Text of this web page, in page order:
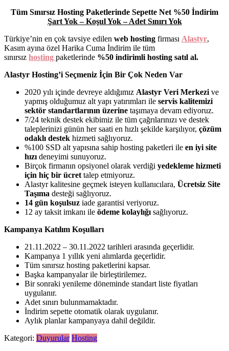
Tüm Sınırsız Hosting Paketlerinde Sepette Net %50 İndirim
Şart Yok – Koşul Yok – Adet Sınırı Yok
Türkiye’nin en çok tavsiye edilen web hosting firması Alastyr,
Kasım ayına özel Harika Cuma İndirim ile tüm
sınırsız hosting paketlerinde %50 indirimli hosting satıl al.
Alastyr Hosting’i Seçmeniz İçin Bir Çok Neden Var
2020 yılı içinde devreye aldığımız Alastyr Veri Merkezi ve
yapmış olduğumuz alt yapı yatırımları ile servis kalitemizi
sektör standartlarının üzerine taşımaya devam ediyoruz.
7/24 teknik destek ekibimiz ile tüm çağrılarınızı ve destek
taleplerinizi günün her saati en hızlı şekilde karşılıyor, çözüm
odaklı destek hizmeti sağlıyoruz.
%100 SSD alt yapısına sahip hosting paketleri ile en iyi site
hızı deneyimi sunuyoruz.
Birçok firmanın opsiyonel olarak verdiği yedekleme hizmeti
için hiç bir ücret talep etmiyoruz.
Alastyr kalitesine geçmek isteyen kullanıcılara, Ücretsiz Site
Taşıma desteği sağlıyoruz.
14 gün koşulsuz iade garantisi veriyoruz.
12 ay taksit imkanı ile ödeme kolaylığı sağlıyoruz.
Kampanya Katılım Koşulları
21.11.2022 – 30.11.2022 tarihleri arasında geçerlidir.
Kampanya 1 yıllık yeni alımlarda geçerlidir.
Tüm sınırsız hosting paketlerini kapsar.
Başka kampanyalar ile birleştirilemez.
Bir sonraki yenileme döneminde standart liste fiyatları
uygulanır.
Adet sınırı bulunmamaktadır.
İndirim sepette otomatik olarak uygulanır.
Aylık planlar kampanyaya dahil değildir.
Kategori: Duyurular Hosting